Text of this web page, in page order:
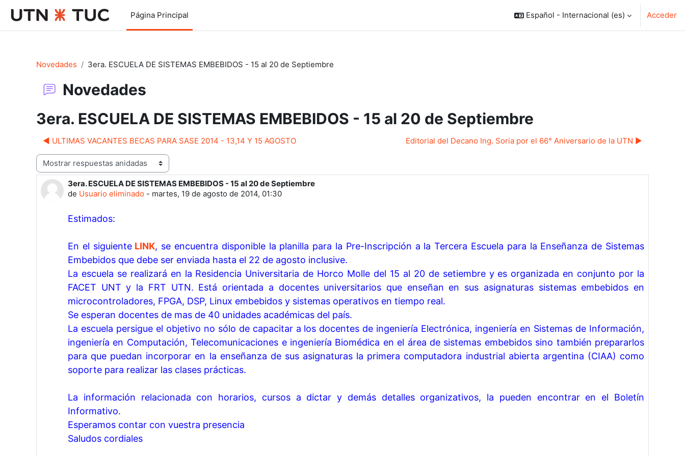
Página Principal
Español - Internacional ‎(es)‎ Acceder
Novedades 3era. ESCUELA DE SISTEMAS EMBEBIDOS - 15 al 20 de Septiembre
Novedades
3era. ESCUELA DE SISTEMAS EMBEBIDOS - 15 al 20 de Septiembre
◀︎ ULTIMAS VACANTES BECAS PARA SASE 2014 - 13,14 Y 15 AGOSTO
Editorial del Decano Ing. Soria por el 66° Aniversario de la UTN ▶︎
Mostrar modo
3era. ESCUELA DE SISTEMAS EMBEBIDOS - 15 al 20 de Septiembre
de Usuario eliminado - martes, 19 de agosto de 2014, 01:30
Número de respuestas: 0
Estimados:
En el siguiente LINK, se encuentra disponible la planilla para la Pre-Inscripción a la Tercera Escuela para la Enseñanza de Sistemas
Embebidos que debe ser enviada hasta el 22 de agosto inclusive.
La escuela se realizará en la Residencia Universitaria de Horco Molle del 15 al 20 de setiembre y es organizada en conjunto por la
FACET UNT y la FRT UTN. Está orientada a docentes universitarios que enseñan en sus asignaturas sistemas embebidos en
microcontroladores, FPGA, DSP, Linux embebidos y sistemas operativos en tiempo real.
Se esperan docentes de mas de 40 unidades académicas del país.
La escuela persigue el objetivo no sólo de capacitar a los docentes de ingeniería Electrónica, ingeniería en Sistemas de Información,
ingeniería en Computación, Telecomunicaciones e ingeniería Biomédica en el área de sistemas embebidos sino también prepararlos
para que puedan incorporar en la enseñanza de sus asignaturas la primera computadora industrial abierta argentina (CIAA) como
soporte para realizar las clases prácticas.
La información relacionada con horarios, cursos a dictar y demás detalles organizativos, la pueden encontrar en el Boletín
Informativo.
Esperamos contar con vuestra presencia
Saludos cordiales